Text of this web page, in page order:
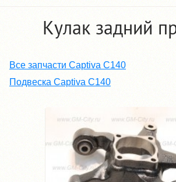
Кулак задний
Все запчасти Captiva C140
Подвеска Captiva C140